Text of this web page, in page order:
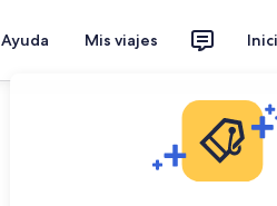
Ayuda Mis viajes